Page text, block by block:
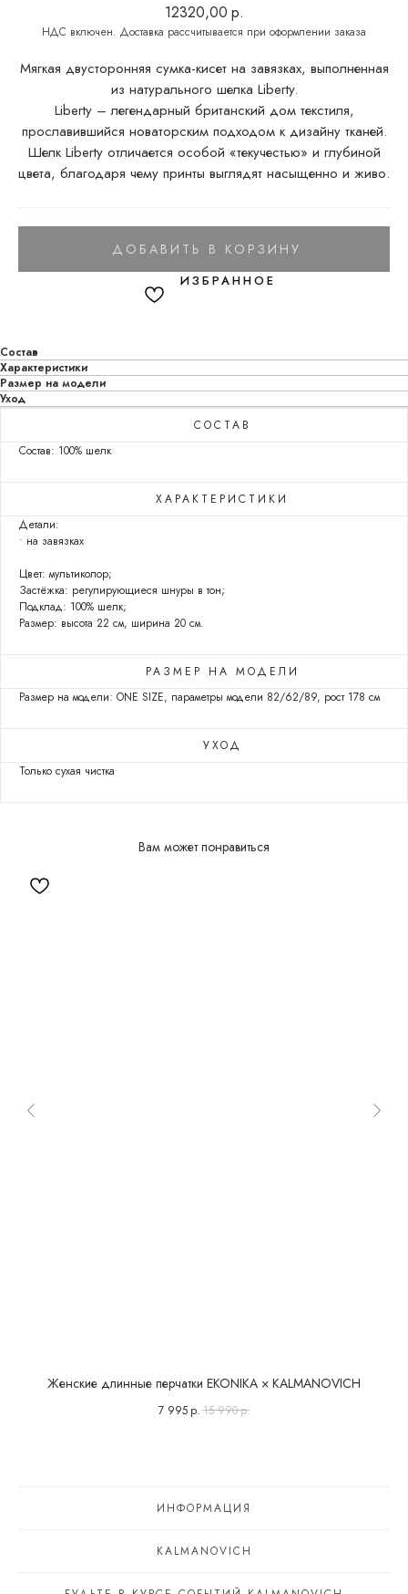
12320,00 р.
Мягкая двусторонняя сумка-кисет на завязках, выполненная
из натурального шелка Liberty.
Liberty – легендарный британский дом текстиля,
прославившийся новаторским подходом к дизайну тканей.
Шелк Liberty отличается особой «текучестью» и глубиной
цвета, благодаря чему принты выглядят насыщенно и живо.
ДОБАВИТЬ В КОРЗИНУ
Состав
Характеристики
Размер на модели
Уход
СОСТАВ
Состав: 100% шелк
ХАРАКТЕРИСТИКИ
Детали:
• на завязках
Цвет: мультиколор;
Застёжка: регулирующиеся шнуры в тон;
Подклад: 100% шелк;
Размер: высота 22 см, ширина 20 см.
РАЗМЕР НА МОДЕЛИ
Размер на модели: ONE SIZE, параметры модели 82/62/89, рост 178 см
УХОД
Только сухая чистка
Вам может понравиться
Женские длинные перчатки EKONIKA × KALMANOVICH
7 995 р.15 990р.
ИНФОРМАЦИЯ
KALMANOVICH